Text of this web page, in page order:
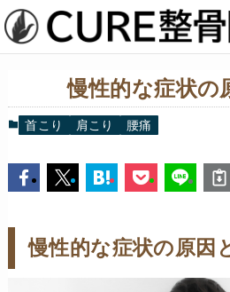
慢性的な症状の
首こり 肩こり 腰痛
慢性的な症状の原因